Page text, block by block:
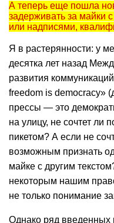
А теперь еще пошла
задерживать за майки
или надписями,
Я в растерянности: у
десятка лет назад
развития
freedom is democracy»
прессы — это
на улицу, не сочтет ли
пикетом? А если не
возможным признать
майке с другим
некоторым нашим
не только понимание
Однако ряд введенных